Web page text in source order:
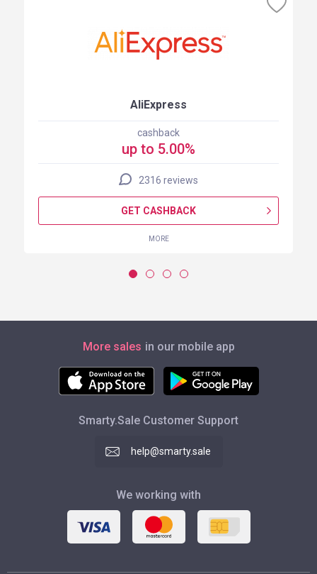
AliExpress
cashback
up to 5.00%
2316 reviews
GET CASHBACK
MORE
More sales in our mobile app
Smarty.Sale Customer Support
help@smarty.sale
We working with